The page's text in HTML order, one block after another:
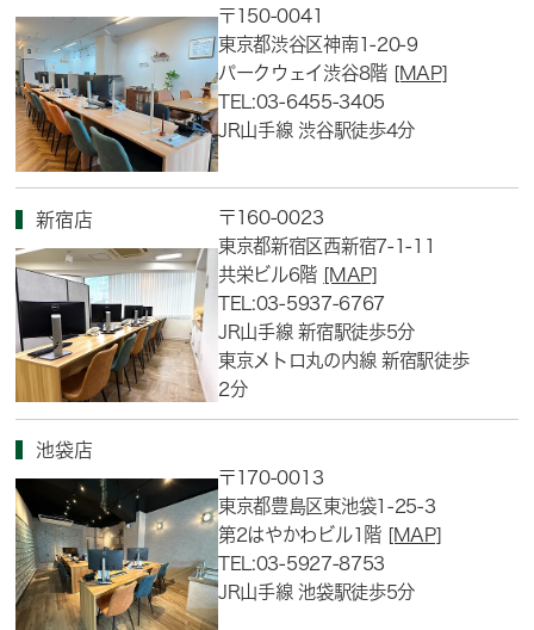
〒150-0041
東京都渋谷区神南1-20-9
パークウェイ渋谷8階 [MAP]
TEL:03-6455-3405
JR山手線 渋谷駅徒歩4分
新宿店
〒160-0023
東京都新宿区西新宿7-1-11
共栄ビル6階 [MAP]
TEL:03-5937-6767
JR山手線 新宿駅徒歩5分
東京メトロ丸の内線 新宿駅徒歩
2分
池袋店
〒170-0013
東京都豊島区東池袋1-25-3
第2はやかわビル1階 [MAP]
TEL:03-5927-8753
JR山手線 池袋駅徒歩5分